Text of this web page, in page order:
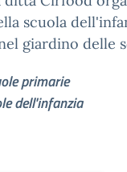
scuola
giardino delle
primarie
dell'infanzia